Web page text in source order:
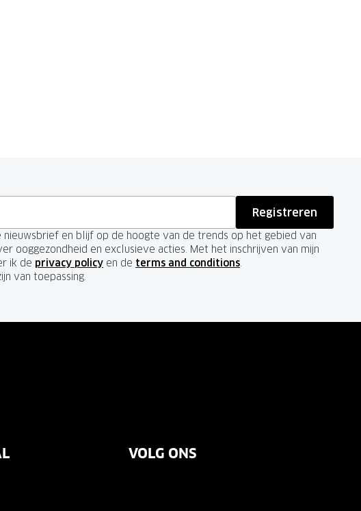
Registreren
nieuwsbrief en blijf op de hoogte van de trends op het gebied van
ooggezondheid en exclusieve acties. Met het inschrijven van mijn
ik de privacy policy en de terms and conditions.
van toepassing.
VOLG ONS